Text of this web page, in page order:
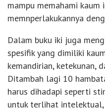
mampu memahami kaum
memnperlakukannya
Dalam buku iki juga
spesifik yang dimiliki
kemandirian, ketekunan,
Ditambah lagi 10
harus dihadapi seperti
untuk terlihat intelektual,